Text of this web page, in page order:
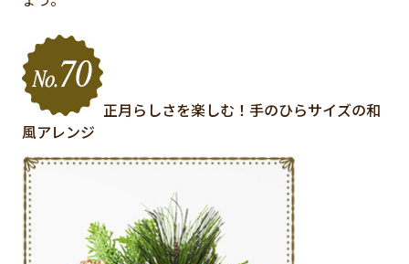
正月らしさを楽しむ！手のひらサイズの和
風アレンジ